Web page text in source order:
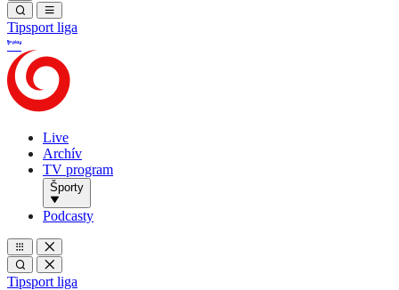
Tipsport liga
Live
Archív
TV program
Športy
Podcasty
Tipsport liga